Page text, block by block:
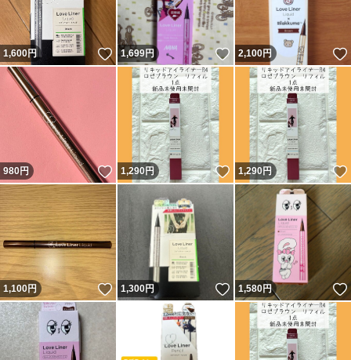
1,600円 いいね！
1,699円 いいね！
2,100円
980円 いいね！
1,290円 いいね！
1,290円
1,100円 いいね！
1,300円 いいね！
1,580円